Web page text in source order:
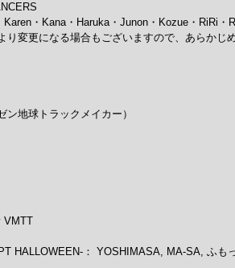
Karen・Kana・Haruka・Junon・Kozue・RiRi・
り変更になる場合もございますので、あらかじ
ン地球トラックメイカー）
VMTT
HALLOWEEN-： YOSHIMASA, MA-SA, ふ